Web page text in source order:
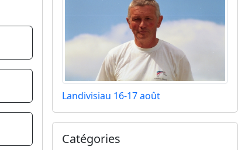
Landivisiau 16-17 août
Catégories